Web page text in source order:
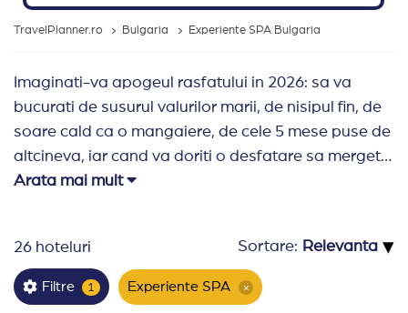
TravelPlanner.ro Bulgaria Experiente SPA Bulgaria
Imaginati-va apogeul rasfatului in 2026: sa va
bucurati de susurul valurilor marii, de nisipul fin, de
soare cald ca o mangaiere, de cele 5 mese puse de
altcineva, iar cand va doriti o desfatare sa mergeti
la spa. Nu e imaginatie este oferta noastra de
sejururile din portofoliu sunt all-inclusive cu
specificul unitatii de cazare, in toate statiunile de pe
litoralul din Bulgaria (Sunny Beach, Albena,
Arata mai mult
26 hoteluri Sortare: ▾
Filtre 1 Experiente SPA ×